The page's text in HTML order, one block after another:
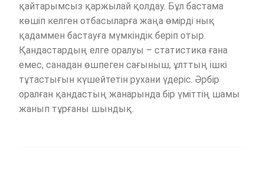
қайтарымсыз қаржылай қолдау. Бұл бастама
көшіп келген отбасыларға жаңа өмірді нық
қадаммен бастауға мүм­кіндік беріп отыр.
Қандастардың елге оралуы – статистика ғана
емес, санадан өшпеген сағыныш, ұлттың ішкі
тұтастығын күшейтетін рухани үдеріс. Әрбір
оралған қандастың жанарында бір үміттің шамы
жанып тұрғаны шындық.